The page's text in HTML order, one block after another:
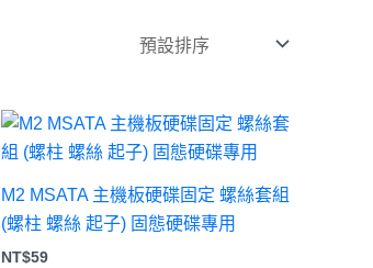
M2 MSATA 主機板硬碟固定 螺絲套組
(螺柱 螺絲 起子) 固態硬碟專用
NT$59